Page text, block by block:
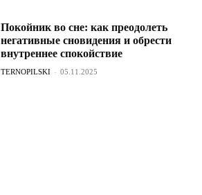
Покойник во сне: как преодолеть
негативные сновидения и обрести
внутреннее спокойствие
TERNOPILSKI - 05.11.2025